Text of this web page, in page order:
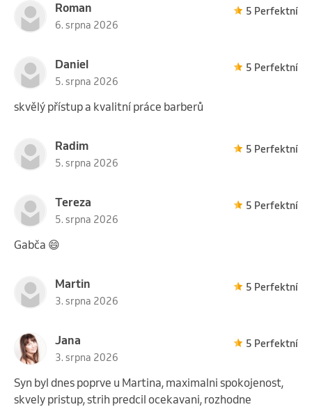
Roman
6. srpna 2026
5 Perfektní
Daniel
5. srpna 2026
5 Perfektní
skvělý přístup a kvalitní práce barberů
Radim
5. srpna 2026
5 Perfektní
Tereza
5. srpna 2026
5 Perfektní
Gabča 😄
Martin
3. srpna 2026
5 Perfektní
Jana
3. srpna 2026
5 Perfektní
Syn byl dnes poprve u Martina, maximalni spokojenost,
skvely pristup, strih predcil ocekavani, rozhodne